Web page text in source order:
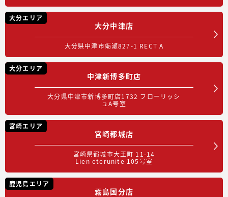
大分エリア
大分中津店
大分県中津市蛎瀬827-1 RECT A
大分エリア
中津新博多町店
大分県中津市新博多町店1732 フローリッシ
ュA号室
宮崎エリア
宮崎都城店
宮崎県都城市大王町 11-14
Lien eterunite 105号室
鹿児島エリア
霧島国分店